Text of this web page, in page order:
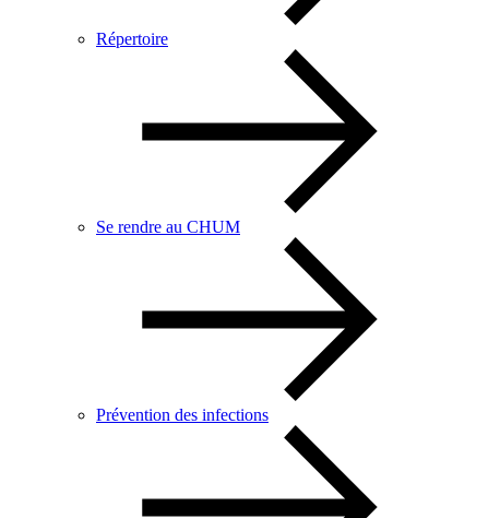
Répertoire
Se rendre au CHUM
Prévention des infections